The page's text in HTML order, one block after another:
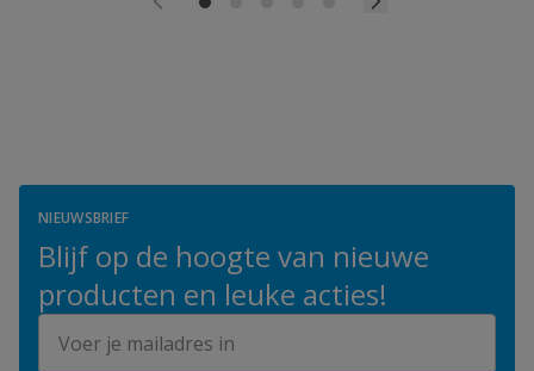
NIEUWSBRIEF
Blijf op de hoogte van nieuwe
producten en leuke acties!